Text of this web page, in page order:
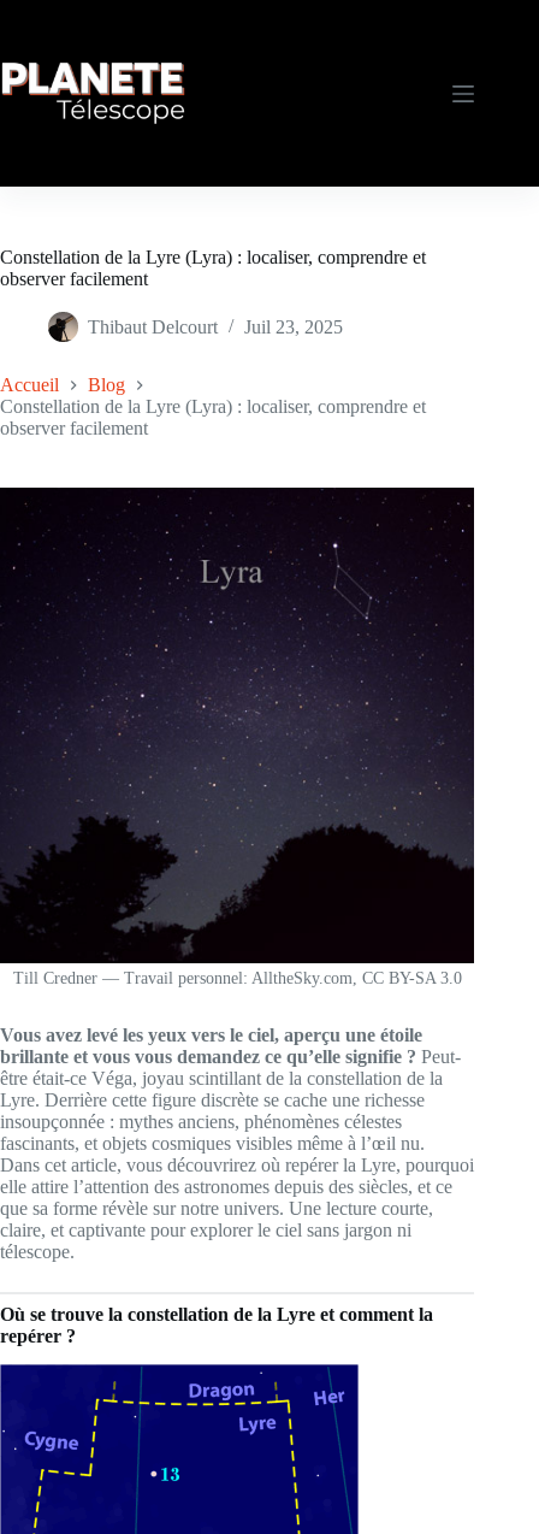
Constellation de la Lyre (Lyra) : localiser, comprendre et
observer facilement
Thibaut Delcourt Juil 23, 2025
Accueil
Blog
Constellation de la Lyre (Lyra) : localiser, comprendre et
observer facilement
Till Credner — Travail personnel: AlltheSky.com, CC BY-SA 3.0
Vous avez levé les yeux vers le ciel, aperçu une étoile
brillante et vous vous demandez ce qu’elle signifie ? Peut-
être était-ce Véga, joyau scintillant de la constellation de la
Lyre. Derrière cette figure discrète se cache une richesse
insoupçonnée : mythes anciens, phénomènes célestes
fascinants, et objets cosmiques visibles même à l’œil nu.
Dans cet article, vous découvrirez où repérer la Lyre, pourquoi
elle attire l’attention des astronomes depuis des siècles, et ce
que sa forme révèle sur notre univers. Une lecture courte,
claire, et captivante pour explorer le ciel sans jargon ni
télescope.
Où se trouve la constellation de la Lyre et comment la
repérer ?